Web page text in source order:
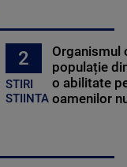
2
STIRI
STIINTA
Organismul
populație
o abilitate
oamenilor